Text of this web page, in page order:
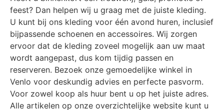
feest? Dan helpen wij u graag met de juiste kleding.
U kunt bij ons kleding voor één avond huren, inclusief
bijpassende schoenen en accessoires. Wij zorgen
ervoor dat de kleding zoveel mogelijk aan uw maat
wordt aangepast, dus kom tijdig passen en
reserveren. Bezoek onze gemoedelijke winkel in
Venlo voor deskundig advies en perfecte pasvorm.
Voor zowel koop als huur bent u op het juiste adres.
Alle artikelen op onze overzichtelijke website kunt u